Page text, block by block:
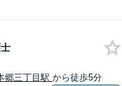
郷三丁目駅 から徒歩5分